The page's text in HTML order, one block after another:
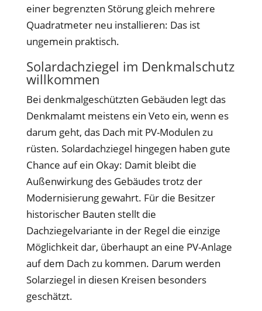
einer begrenzten Störung gleich mehrere
Quadratmeter neu installieren: Das ist
ungemein praktisch.
Solardachziegel im Denkmalschutz
willkommen
Bei denkmalgeschützten Gebäuden legt das
Denkmalamt meistens ein Veto ein, wenn es
darum geht, das Dach mit PV-Modulen zu
rüsten. Solardachziegel hingegen haben gute
Chance auf ein Okay: Damit bleibt die
Außenwirkung des Gebäudes trotz der
Modernisierung gewahrt. Für die Besitzer
historischer Bauten stellt die
Dachziegelvariante in der Regel die einzige
Möglichkeit dar, überhaupt an eine PV-Anlage
auf dem Dach zu kommen. Darum werden
Solarziegel in diesen Kreisen besonders
geschätzt.